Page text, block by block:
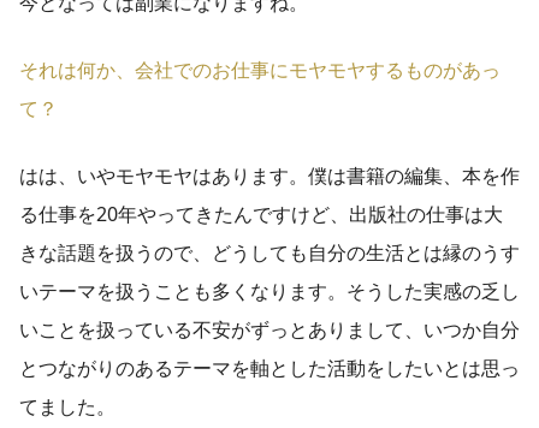
それは何か、会社でのお仕事にモヤモヤするものがあっ
て？
はは、いやモヤモヤはあります。僕は書籍の編集、本を作
る仕事を20年やってきたんですけど、出版社の仕事は大
きな話題を扱うので、どうしても自分の生活とは縁のうす
いテーマを扱うことも多くなります。そうした実感の乏し
いことを扱っている不安がずっとありまして、いつか自分
とつながりのあるテーマを軸とした活動をしたいとは思っ
てました。